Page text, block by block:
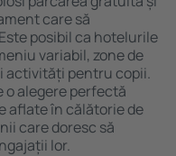
care să
posibil ca hotelurile
variabil, zone de
activități pentru copii.
o alegere perfectă
aflate în călătorie de
care doresc să
lor.